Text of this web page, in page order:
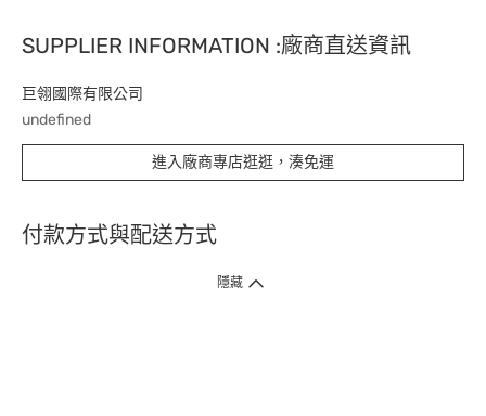
SUPPLIER INFORMATION :廠商直送資訊
巨翎國際有限公司
undefined
進入廠商專店逛逛，湊免運
付款方式與配送方式
隱藏